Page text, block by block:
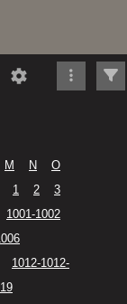
M N
O
1 2
3
1001-1002
1012-1012-